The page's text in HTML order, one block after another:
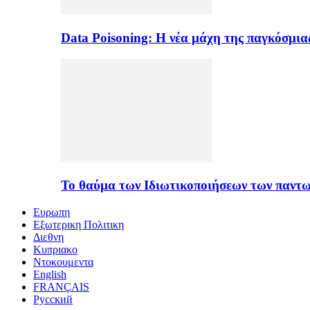
Data Poisoning: Η νέα μάχη της
Το θαύμα των Ιδιωτικοποιήσεων των
Ευρωπη
Εξωτερικη Πολιτικη
Διεθνη
Κυπριακο
Ντοκουμεντα
English
FRANÇAIS
Русский